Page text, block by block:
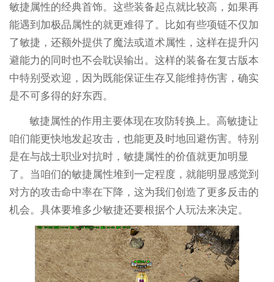
敏捷属性的经典首饰。这些装备起点就比较高，如果再
能遇到加极品属性的就更难得了。比如有些项链不仅加
了敏捷，还额外提供了魔法或道术属性，这样在提升闪
避能力的同时也不会耽误输出。这样的装备在复古版本
中特别受欢迎，因为既能保证生存又能维持伤害，确实
是不可多得的好东西。
敏捷属性的作用主要体现在攻防转换上。高敏捷让
咱们能更快地发起攻击，也能更及时地回避伤害。特别
是在与战士职业对抗时，敏捷属性的价值就更加明显
了。当咱们的敏捷属性堆到一定程度，就能明显感觉到
对方的攻击命中率在下降，这为我们创造了更多反击的
机会。具体要堆多少敏捷还要根据个人玩法来决定。